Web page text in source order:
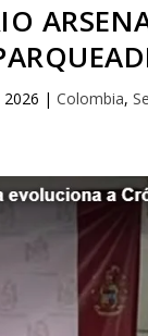
2026 | Colombia,